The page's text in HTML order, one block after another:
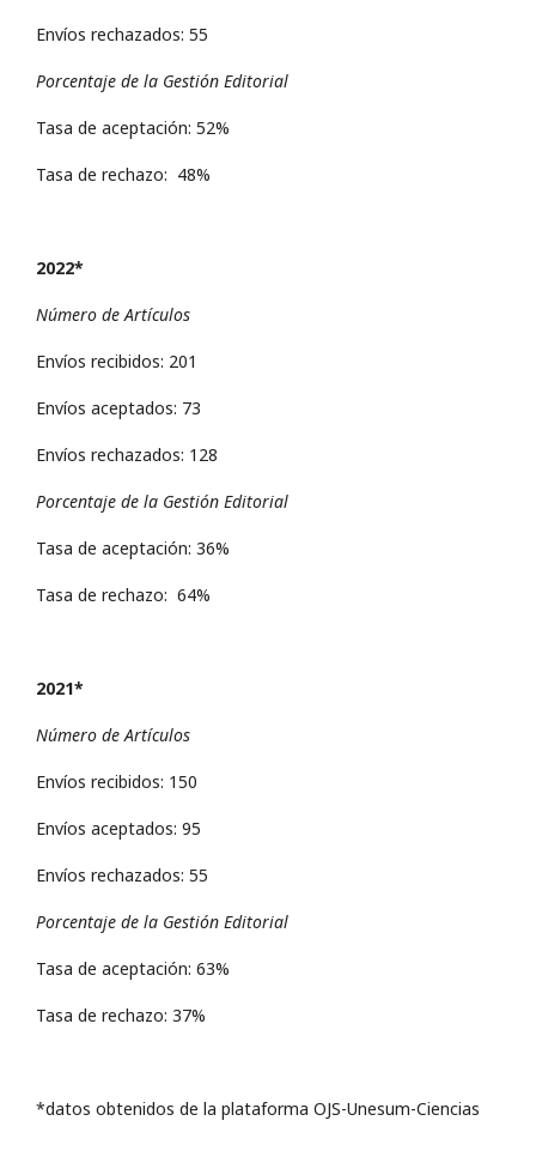
Envíos rechazados: 55
Porcentaje de la Gestión Editorial
Tasa de aceptación: 52%
Tasa de rechazo: 48%
2022*
Número de Artículos
Envíos recibidos: 201
Envíos aceptados: 73
Envíos rechazados: 128
Porcentaje de la Gestión Editorial
Tasa de aceptación: 36%
Tasa de rechazo: 64%
2021*
Número de Artículos
Envíos recibidos: 150
Envíos aceptados: 95
Envíos rechazados: 55
Porcentaje de la Gestión Editorial
Tasa de aceptación: 63%
Tasa de rechazo: 37%
*datos obtenidos de la plataforma OJS-Unesum-Ciencias